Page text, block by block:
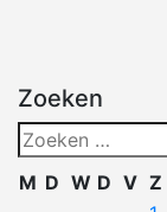
Zoeken
Zoeken
naar:
M D W D V Z